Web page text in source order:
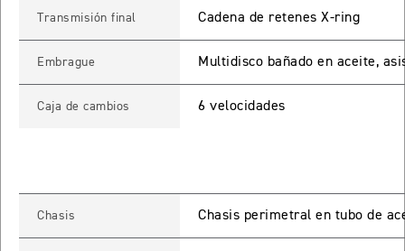
Precio desde $20.090.000
ROCKET 3 STORM GT
Precio desde $28.590.000
Transmisión final Cadena de retenes X-ring
Embrague Multidisco bañado en aceite,
Caja de cambios 6 velocidades
Chasis Chasis perimetral en tubo de